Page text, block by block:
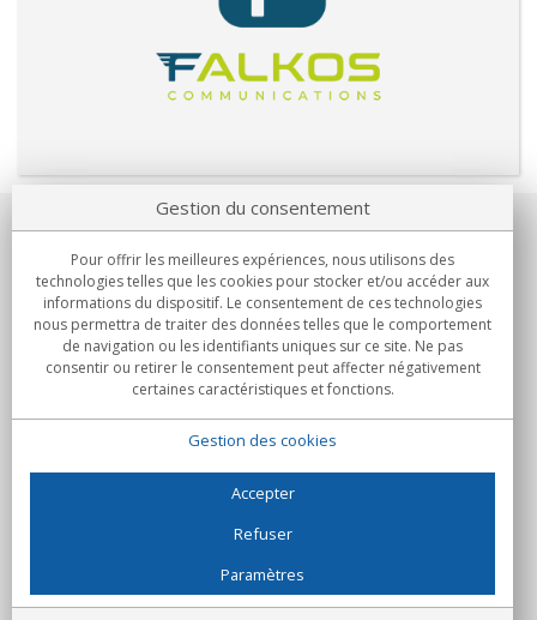
Notre société
Engagements
Achats
C/Flassaders, 13, Nave 6, 08130 Santa Perpètua de Mogoda
(Barcelone) - Espagne
Gestion du consentement
Pour offrir les meilleures expériences, nous utilisons des
technologies telles que les cookies pour stocker et/ou accéder aux
informations du dispositif. Le consentement de ces technologies
nous permettra de traiter des données telles que le comportement
de navigation ou les identifiants uniques sur ce site. Ne pas
consentir ou retirer le consentement peut affecter négativement
certaines caractéristiques et fonctions.
Gestion des cookies
Accepter
Refuser
Paramètres